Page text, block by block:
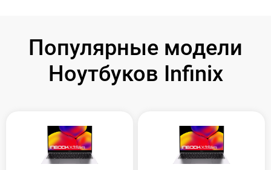
Популярные модели
Ноутбуков Infinix